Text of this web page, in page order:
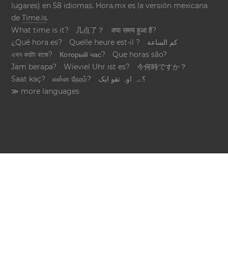
lugares) en 58 idiomas. Hora.mx es la versión mexicana
deTime.is.
What time is it?
几点了？
क्या समय हुआ है?
¿Qué hora es?
Quelle heure est-il ?
كم الساعة
এখন কয়টা বাজে?
Который час?
Que horas são?
Jam berapa?
Wieviel Uhr ist es?
今何時ですか？
Saat kaç?
என்ன நேரம்?
؟ےہ اوہ تقو ایک
≫ more languages